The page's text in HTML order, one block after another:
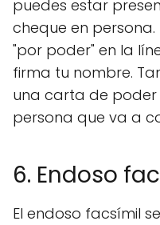
puedes estar
cheque en
"por poder" en la
firma tu nombre.
una carta de
persona que va a
6. Endoso
El endoso facsímil